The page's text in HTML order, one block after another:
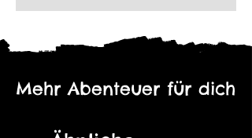
Mehr Abenteuer für dich